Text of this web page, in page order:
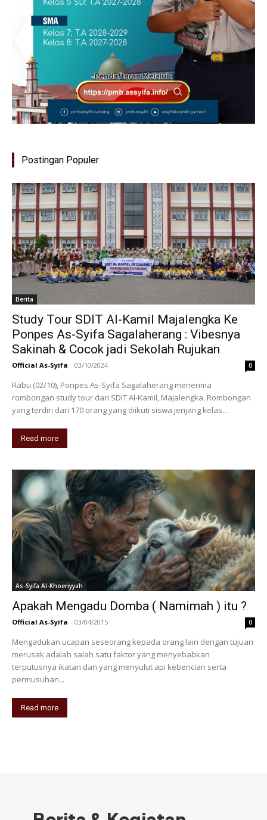
Postingan Populer
Berita
Study Tour SDIT Al-Kamil Majalengka Ke
Ponpes As-Syifa Sagalaherang : Vibesnya
Sakinah & Cocok jadi Sekolah Rujukan
Official As-Syifa - 03/10/2024 0
Rabu (02/10), Ponpes As-Syifa Sagalaherang menerima
rombongan study tour dari SDIT Al-Kamil, Majalengka. Rombongan
yang terdiri dari 170 orang yang diikuti siswa jenjang kelas...
Read more
As-Syifa Al-Khoeriyyah
Apakah Mengadu Domba ( Namimah ) itu ?
Official As-Syifa - 03/04/2015 0
Mengadukan ucapan seseorang kepada orang lain dengan tujuan
merusak adalah salah satu faktor yang menyebabkan
terputusnya ikatan dan yang menyulut api kebencian serta
permusuhan...
Read more